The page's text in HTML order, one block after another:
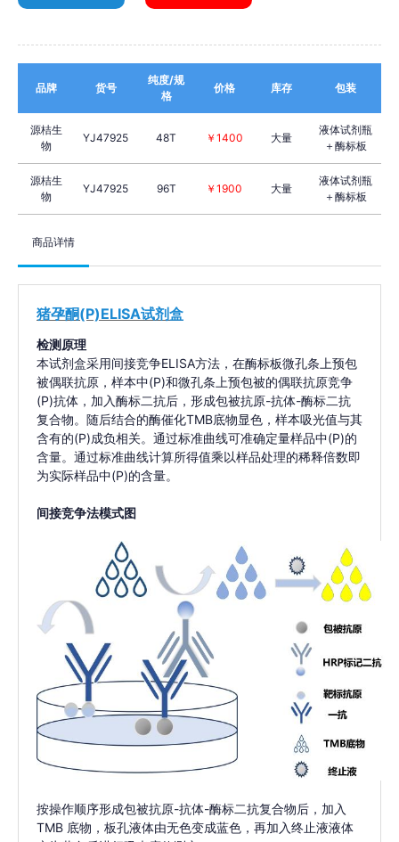
品牌 货号
纯度/规
格
价格 库存 包装
源桔生
物
YJ47925 48T ￥1400 大量
液体试剂瓶
＋酶标板
源桔生
物
YJ47925 96T ￥1900 大量
液体试剂瓶
＋酶标板
商品详情
猪孕酮(P)ELISA试剂盒
检测原理
本试剂盒采用间接竞争ELISA方法，在酶标板微孔条上预包
被偶联抗原，样本中(P)和微孔条上预包被的偶联抗原竞争
(P)抗体，加入酶标二抗后，形成包被抗原-抗体-酶标二抗
复合物。随后结合的酶催化TMB底物显色，样本吸光值与其
含有的(P)成负相关。通过标准曲线可准确定量样品中(P)的
含量。通过标准曲线计算所得值乘以样品处理的稀释倍数即
为实际样品中(P)的含量。
间接竞争法模式图
按操作顺序形成包被抗原-抗体-酶标二抗复合物后，加入
TMB 底物，板孔液体由无色变成蓝色，再加入终止液液体